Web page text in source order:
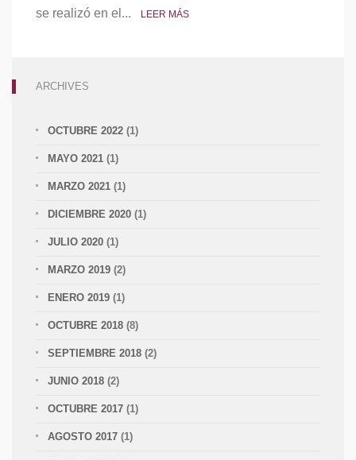
se realizó en el...
LEER MÁS
ARCHIVES
OCTUBRE 2022 (1)
MAYO 2021 (1)
MARZO 2021 (1)
DICIEMBRE 2020 (1)
JULIO 2020 (1)
MARZO 2019 (2)
ENERO 2019 (1)
OCTUBRE 2018 (8)
SEPTIEMBRE 2018 (2)
JUNIO 2018 (2)
OCTUBRE 2017 (1)
AGOSTO 2017 (1)